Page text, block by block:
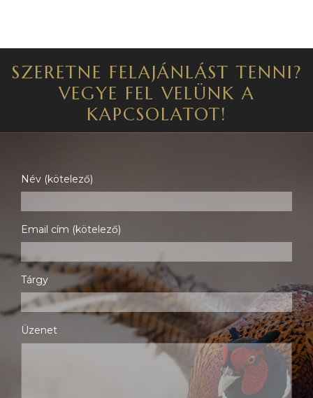
SZERETNE FELAJÁNLÁST TENNI?
VEGYE FEL VELÜNK A
KAPCSOLATOT!
Név (kötelező)
Email cím (kötelező)
Tárgy
Üzenet